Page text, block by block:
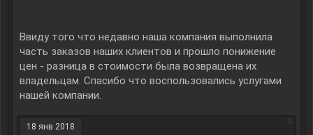
Ввиду того что недавно наша компания выполнила
часть заказов наших клиентов и прошло понижение
цен - разница в стоимости была возвращена их
владельцам. Спасибо что воспользовались услугами
нашей компании.
18 янв 2018